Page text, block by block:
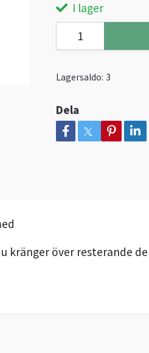
I lager
Lagersaldo: 3
Dela
kränger över resterande